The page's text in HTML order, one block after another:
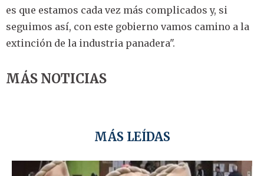
es que estamos cada vez más complicados y, si
seguimos así, con este gobierno vamos camino a la
extinción de la industria panadera".
MÁS NOTICIAS
MÁS LEÍDAS